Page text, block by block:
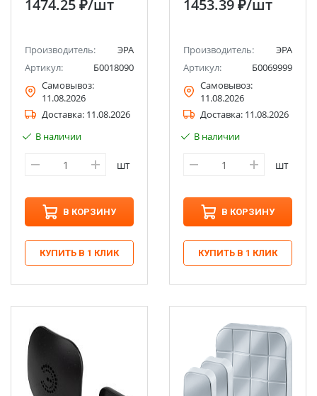
1474.25 ₽/шт
Производитель:
ЭРА
Артикул:
Б0018090
Самовывоз:
11.08.2026
Доставка: 11.08.2026
В наличии
шт
В КОРЗИНУ
КУПИТЬ В 1 КЛИК
белый 38 мелодий
1453.39 ₽/шт
Производитель:
ЭРА
Артикул:
Б0069999
Самовывоз:
11.08.2026
Доставка: 11.08.2026
В наличии
шт
В КОРЗИНУ
КУПИТЬ В 1 КЛИК